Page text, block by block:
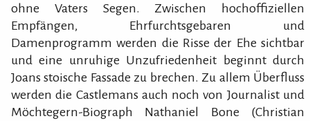
ohne Vaters Segen. Zwischen hochoffiziellen
Empfängen, Ehrfurchtsgebaren und
Damenprogramm werden die Risse der Ehe sichtbar
und eine unruhige Unzufriedenheit beginnt durch
Joans stoische Fassade zu brechen. Zu allem Überfluss
werden die Castlemans auch noch von Journalist und
Möchtegern-Biograph Nathaniel Bone (Christian